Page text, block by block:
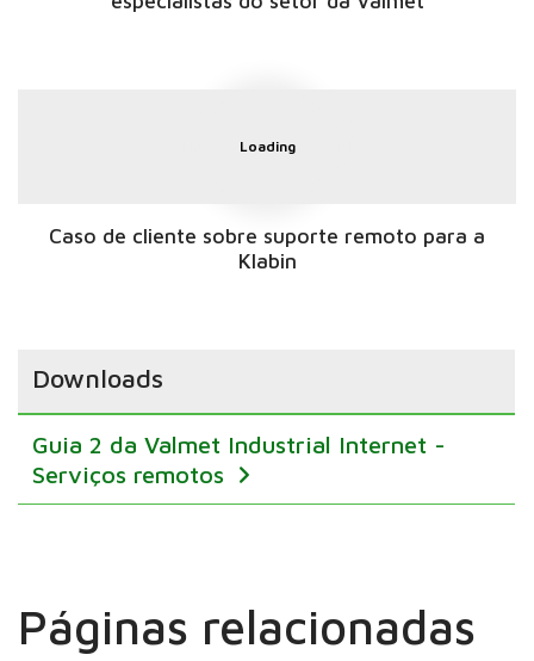
Loading
Caso de cliente sobre suporte remoto para a
Klabin
Downloads
Guia 2 da Valmet Industrial Internet -
Serviços remotos
Páginas relacionadas